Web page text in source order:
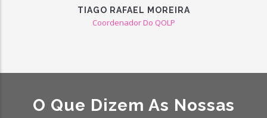
TIAGO RAFAEL MOREIRA
Coordenador Do QOLP
O Que Dizem As Nossas